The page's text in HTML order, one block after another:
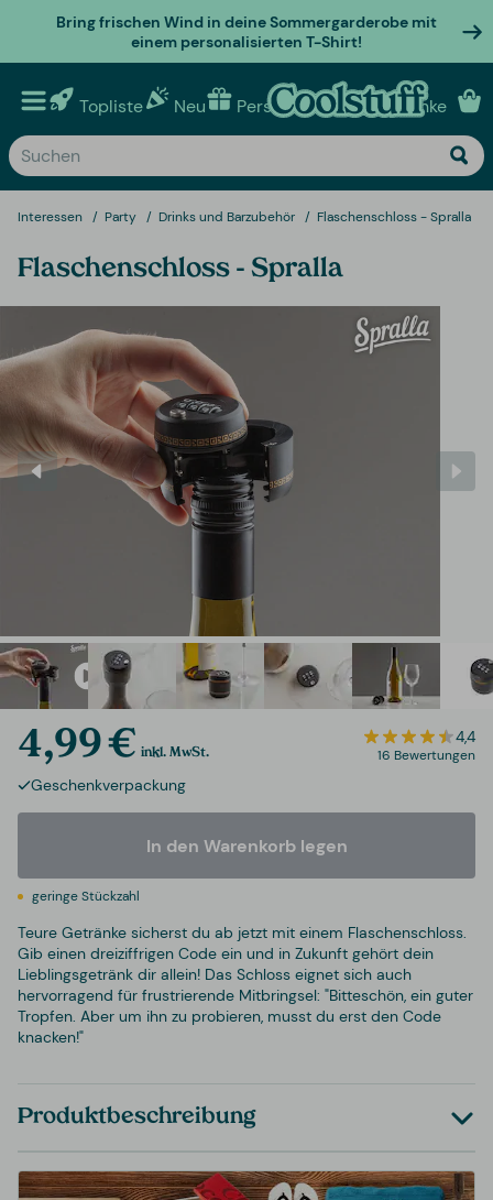
Bring frischen Wind in deine Sommergarderobe mit
einem personalisierten T-Shirt!
Topliste Neu Personalisierte geschenke
Interessen Party Drinks und Barzubehör Flaschenschloss - Spralla
Flaschenschloss - Spralla
4,99 € inkl. MwSt.
4,4
16 Bewertungen
Geschenkverpackung
In den Warenkorb legen
geringe Stückzahl
Teure Getränke sicherst du ab jetzt mit einem Flaschenschloss.
Gib einen dreiziffrigen Code ein und in Zukunft gehört dein
Lieblingsgetränk dir allein! Das Schloss eignet sich auch
hervorragend für frustrierende Mitbringsel: "Bitteschön, ein guter
Tropfen. Aber um ihn zu probieren, musst du erst den Code
knacken!"
Produktbeschreibung